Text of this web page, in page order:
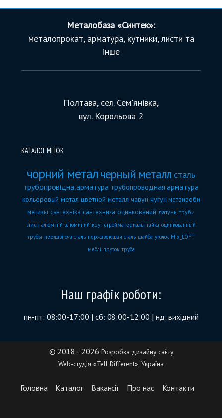
Металобаза «Синтек»:
металопрокат, арматура, кутники, листи та
інше
Полтава, сел. Сем'янівка,
вул. Корольова 2
КАТАЛОГ МІТОК
чорний метал черный металл сталь
трубопровідна арматура трубопроводная арматура
кольоровый метал цветной металл чавун чугун метвироби
метизы сантехніка сантехника оцинкований латунь труби
лист алюміній алюминий круг стройматериалы гайка оцинкованный
трубы нержавіюча сталь нержавеющая сталь шайба уголок Mix_LOFT
меблі пруток труба
Наш графік роботи:
пн-пт: 08:00-17:00 | сб: 08:00-12:00 | нд: вихідний
© 2018 - 2026 Розробка дизайну сайту
Web-студія «Tell Different», Україна
Головна Каталог Вакансії Про нас Контакти